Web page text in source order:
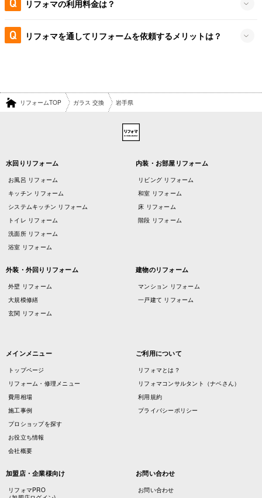
リフォマの利用料金は？
リフォマを通してリフォームを依頼するメリットは？
リフォームTOP ガラス 交換 岩手県
水回りリフォーム
お風呂 リフォーム
キッチン リフォーム
システムキッチン リフォーム
トイレ リフォーム
洗面所 リフォーム
浴室 リフォーム
内装・お部屋リフォーム
リビング リフォーム
和室 リフォーム
床 リフォーム
階段 リフォーム
外装・外回りリフォーム
外壁 リフォーム
大規模修繕
玄関 リフォーム
建物のリフォーム
マンション リフォーム
一戸建て リフォーム
メインメニュー
トップページ
リフォーム・修理メニュー
費用相場
施工事例
プロショップを探す
お役立ち情報
会社概要
ご利用について
リフォマとは？
リフォマコンサルタント（ナベさん）
利用規約
プライバシーポリシー
加盟店・企業様向け
リフォマPRO
お問い合わせ
お問い合わせ